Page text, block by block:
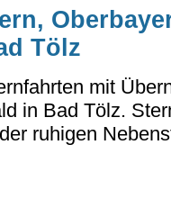
Tölz
mit
in Bad Tölz.
ruhigen